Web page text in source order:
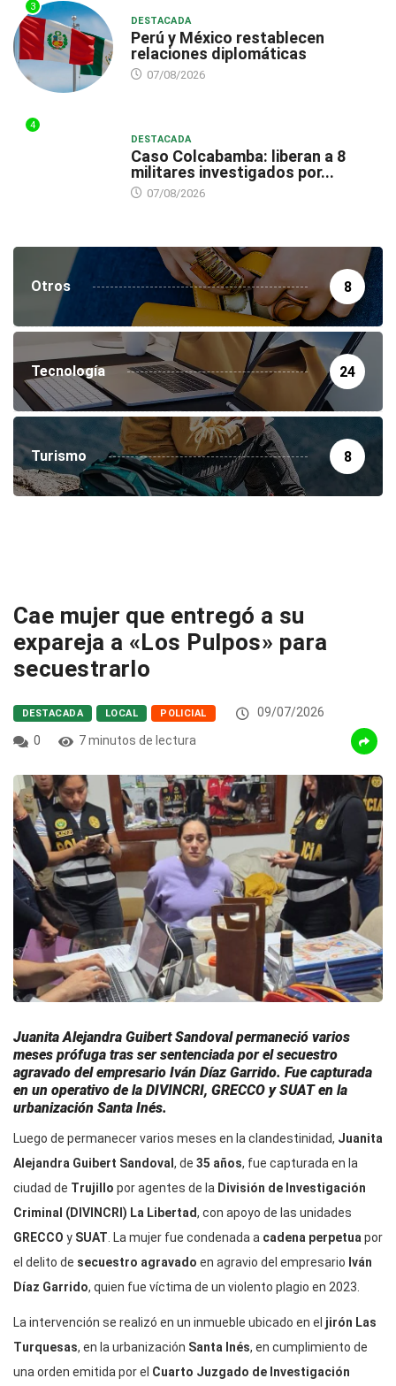
3
DESTACADA
Perú y México restablecen
relaciones diplomáticas
07/08/2026
4
DESTACADA
Caso Colcabamba: liberan a 8
militares investigados por...
07/08/2026
Otros 8
Tecnología 24
Turismo 8
Cae mujer que entregó a su
expareja a «Los Pulpos» para
secuestrarlo
DESTACADA LOCAL POLICIAL
09/07/2026
0
7 minutos de lectura
Juanita Alejandra Guibert Sandoval permaneció varios
meses prófuga tras ser sentenciada por el secuestro
agravado del empresario Iván Díaz Garrido. Fue capturada
en un operativo de la DIVINCRI, GRECCO y SUAT en la
urbanización Santa Inés.
Luego de permanecer varios meses en la clandestinidad, Juanita
Alejandra Guibert Sandoval , de 35 años, fue capturada en la
ciudad de Trujillo por agentes de la División de Investigación
Criminal (DIVINCRI) La Libertad, con apoyo de las unidades
GRECCO y SUAT . La mujer fue condenada a cadena perpetua por
el delito de secuestro agravado en agravio del empresario Iván
Díaz Garrido, quien fue víctima de un violento plagio en 2023.
La intervención se realizó en un inmueble ubicado en el jirón Las
Turquesas, en la urbanización Santa Inés, en cumplimiento de
una orden emitida por el Cuarto Juzgado de Investigación